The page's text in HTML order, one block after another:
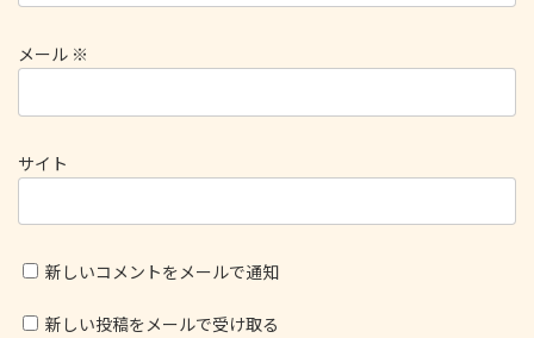
メール ※
サイト
新しいコメントをメールで通知
新しい投稿をメールで受け取る